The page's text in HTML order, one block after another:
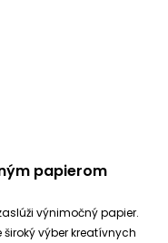
papierom
výnimočný papier.
výber kreatívnych